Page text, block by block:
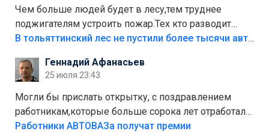
Чем больше людей будет в лесу,тем труднее
поджигателям устроить пожар.Тех кто разводит
костры,тех надо безбожно штрафовать.Камер полно
Штрафы мизерные.
В тольяттинский лес не пустили более тысячи автомобилей
Геннадий Афанасьев
25 июля 23:43
Могли бы прислать открытку, с поздравлением
работникам,которые больше сорока лет отработали
на предприятии.
Работники АВТОВАЗа получат премии